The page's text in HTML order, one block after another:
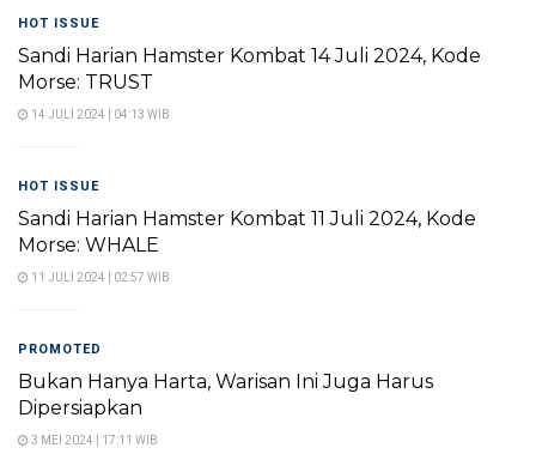
HOT ISSUE
Sandi Harian Hamster Kombat 14 Juli 2024, Kode
Morse: TRUST
14 JULI 2024 | 04:13 WIB
HOT ISSUE
Sandi Harian Hamster Kombat 11 Juli 2024, Kode
Morse: WHALE
11 JULI 2024 | 02:57 WIB
PROMOTED
Bukan Hanya Harta, Warisan Ini Juga Harus
Dipersiapkan
3 MEI 2024 | 17:11 WIB